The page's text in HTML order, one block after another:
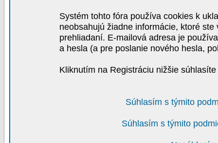
Systém tohto fóra používa cookies k
neobsahujú žiadne informácie, ktoré
prehliadaní. E-mailová adresa je
a hesla (a pre poslanie nového hesla,
Kliknutím na Registráciu nižšie
Súhlasím s týmito
Súhlasím s týmito